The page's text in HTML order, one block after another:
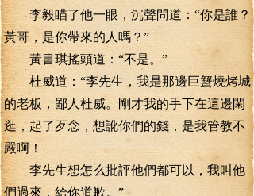
李毅瞄了他一眼，沉聲問道：“你是誰？
黃哥，是你帶來的人嗎？”
黃書琪搖頭道：“不是。”
杜威道：“李先生，我是那邊巨蟹燒烤城
的老板，鄙人杜威。剛才我的手下在這邊閑
逛，起了歹念，想訛你們的錢，是我管教不
嚴啊！
李先生想怎么批評他們都可以，我叫他
們過來，給你道歉。”